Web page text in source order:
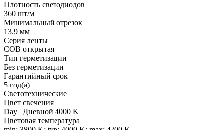
Плотность светодиодов
360 шт/м
Минимальный отрезок
13.9 мм
Серия ленты
COB открытая
Тип герметизации
Без герметизации
Гарантийный срок
5 год(а)
Светотехнические
Цвет свечения
Day | Дневной 4000 K
Цветовая температура